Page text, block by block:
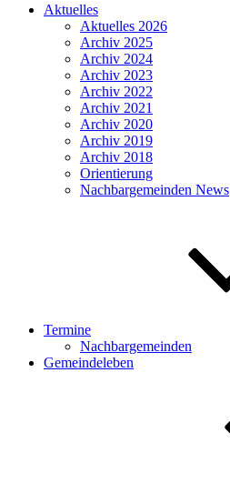
Aktuelles
Aktuelles 2026
Archiv 2025
Archiv 2024
Archiv 2023
Archiv 2022
Archiv 2021
Archiv 2020
Archiv 2019
Archiv 2018
Orientierung
Nachbargemeinden News
Termine
Nachbargemeinden
Gemeindeleben